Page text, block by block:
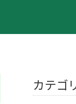
カテゴ